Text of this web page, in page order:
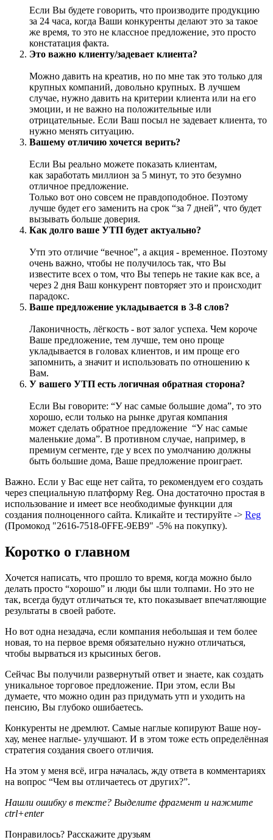
Если Вы будете говорить, что производите продукцию
за 24 часа, когда Ваши конкуренты делают это за такое
же время, то это не классное предложение, это просто
констатация факта.
Это важно клиенту/задевает клиента?
Можно давить на креатив, но по мне так это только для
крупных компаний, довольно крупных. В лучшем
случае, нужно давить на критерии клиента или на его
эмоции, и не важно на положительные или
отрицательные. Если Ваш посыл не задевает клиента, то
нужно менять ситуацию.
Вашему отличию хочется верить?
Если Вы реально можете показать клиентам,
как заработать миллион за 5 минут, то это безумно
отличное предложение.
Только вот оно совсем не правдоподобное. Поэтому
лучше будет его заменить на срок “за 7 дней”, что будет
вызывать больше доверия.
Как долго ваше УТП будет актуально?
Утп это отличие “вечное”, а акция - временное. Поэтому
очень важно, чтобы не получилось так, что Вы
известите всех о том, что Вы теперь не такие как все, а
через 2 дня Ваш конкурент повторяет это и происходит
парадокс.
Ваше предложение укладывается в 3-8 слов?
Лаконичность, лёгкость - вот залог успеха. Чем короче
Ваше предложение, тем лучше, тем оно проще
укладывается в головах клиентов, и им проще его
запомнить, а значит и использовать по отношению к
Вам.
У вашего УТП есть логичная обратная сторона?
Если Вы говорите: “У нас самые большие дома”, то это
хорошо, если только на рынке другая компания
может сделать обратное предложение “У нас самые
маленькие дома”. В противном случае, например, в
премиум сегменте, где у всех по умолчанию должны
быть большие дома, Ваше предложение проиграет.
Важно. Если у Вас еще нет сайта, то рекомендуем его создать
через специальную платформу Reg. Она достаточно простая в
использование и имеет все необходимые функции для
создания полноценного сайта. Кликайте и тестируйте -> Reg
(Промокод "2616-7518-0FFE-9EB9" -5% на покупку).
Коротко о главном
Хочется написать, что прошло то время, когда можно было
делать просто “хорошо” и люди бы шли толпами. Но это не
так, всегда будут отличаться те, кто показывает впечатляющие
результаты в своей работе.
Но вот одна незадача, если компания небольшая и тем более
новая, то на первое время обязательно нужно отличаться,
чтобы вырваться из крысиных бегов.
Сейчас Вы получили развернутый ответ и знаете, как создать
уникальное торговое предложение. При этом, если Вы
думаете, что можно один раз придумать утп и уходить на
пенсию, Вы глубоко ошибаетесь.
Конкуренты не дремлют. Самые наглые копируют Ваше ноу-
хау, менее наглые- улучшают. И в этом тоже есть определённая
стратегия создания своего отличия.
На этом у меня всё, игра началась, жду ответа в комментариях
на вопрос “Чем вы отличаетесь от других?”.
Нашли ошибку в тексте? Выделите фрагмент и нажмите
ctrl+enter
Понравилось? Расскажите друзьям